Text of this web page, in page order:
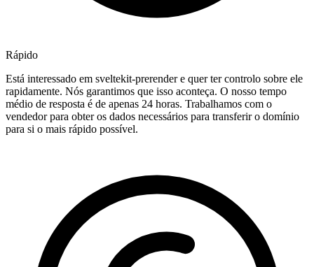
Rápido
Está interessado em sveltekit-prerender e quer ter controlo sobre ele
rapidamente. Nós garantimos que isso aconteça. O nosso tempo
médio de resposta é de apenas 24 horas. Trabalhamos com o
vendedor para obter os dados necessários para transferir o domínio
para si o mais rápido possível.